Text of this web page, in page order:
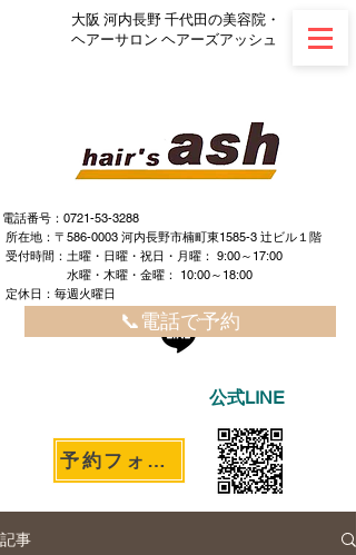
大阪 河内長野 千代田の美容院・
ヘアーサロン ヘアーズアッシュ
電話番号：0721-53-3288
所在地：〒586-0003 河内長野市楠町東1585-3 辻ビル１階
​ ​受付時間：土曜・日曜・祝日・月曜： 9:00～17:00
水曜・木曜・金曜： 10:00～18:00
定休日：毎週火曜日
📞電話で予約
公式LINE
予約フォームへ
記事